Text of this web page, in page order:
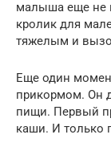
малыша еще не
кролик для
тяжелым и
Еще один
прикормом. Он
пищи. Первый
каши. И только